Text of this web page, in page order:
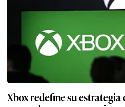
Xbox redefine su estrategia